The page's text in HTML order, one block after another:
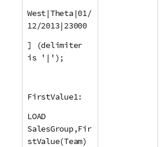
West|Theta|01/
12/2013|23000
] (delimiter
is '|');
FirstValue1:
LOAD
SalesGroup,Fir
stValue(Team)